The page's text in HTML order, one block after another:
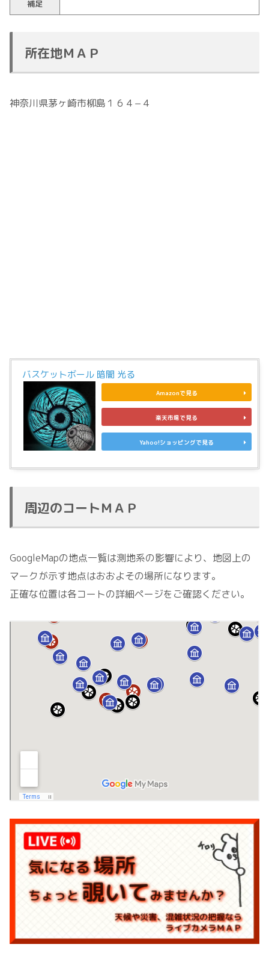
補足
所在地ＭＡＰ
神奈川県茅ヶ崎市柳島１６４−４
バスケットボール 暗闇 光る
Amazonで見る
楽天市場で見る
Yahoo!ショッピングで見る
周辺のコートＭＡＰ
GoogleMapの地点一覧は測地系の影響により、地図上の
マークが示す地点はおおよその場所になります。
正確な位置は各コートの詳細ページをご確認ください。